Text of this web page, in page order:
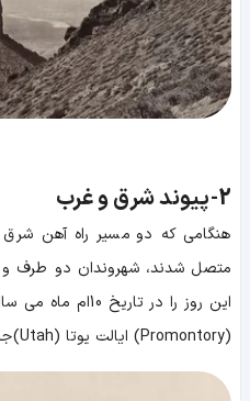
2- پیوند شرق و غرب
هنگامی که دو مسیر راه آهن شرق
متصل شدند، شهروندان دو طرف و
(Promontory) ایالت یوتا (Utah) جشن گرفتند.